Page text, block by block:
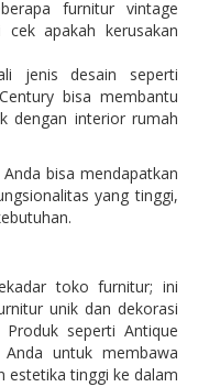
furnitur vintage
apakah kerusakan
jenis desain seperti
bisa membantu
dengan interior rumah
bisa mendapatkan
yang tinggi,
toko furnitur; ini
unik dan dekorasi
seperti Antique
untuk membawa
estetika tinggi ke dalam